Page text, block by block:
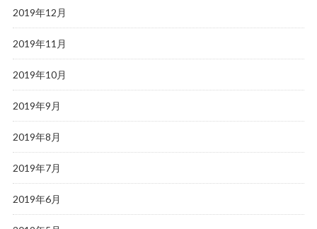
2019年12月
2019年11月
2019年10月
2019年9月
2019年8月
2019年7月
2019年6月